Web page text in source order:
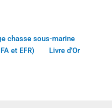
chasse sous-marine
et EFR)
Livre d’Or